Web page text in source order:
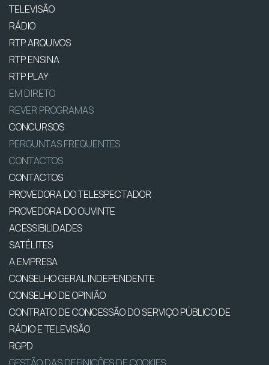
TELEVISÃO
RÁDIO
RTP ARQUIVOS
RTP ENSINA
RTP PLAY
EM DIRETO
REVER PROGRAMAS
CONCURSOS
PERGUNTAS FREQUENTES
CONTACTOS
CONTACTOS
PROVEDORA DO TELESPECTADOR
PROVEDORA DO OUVINTE
ACESSIBILIDADES
SATÉLITES
A EMPRESA
CONSELHO GERAL INDEPENDENTE
CONSELHO DE OPINIÃO
CONTRATO DE CONCESSÃO DO SERVIÇO PÚBLICO DE
RÁDIO E TELEVISÃO
RGPD